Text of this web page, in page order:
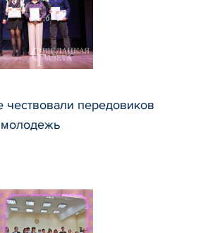
передовиков
молодежь